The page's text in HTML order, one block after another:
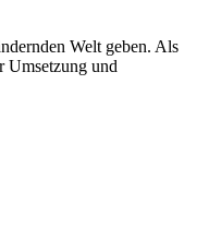
Welt geben. Als
Umsetzung und